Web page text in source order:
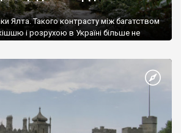
Ялта. Такого контрасту між багатством
і розрухою в Україні більше не